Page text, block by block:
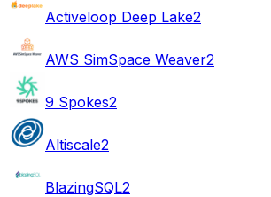
Activeloop Deep Lake2
AWS SimSpace Weaver2
9 Spokes2
Altiscale2
BlazingSQL2